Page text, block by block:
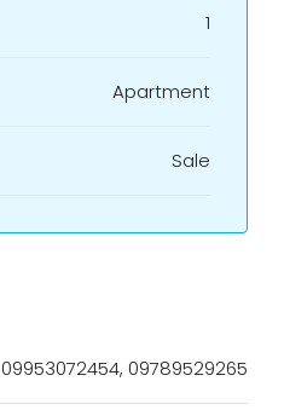
1
Apartment
Sale
09953072454, 09789529265